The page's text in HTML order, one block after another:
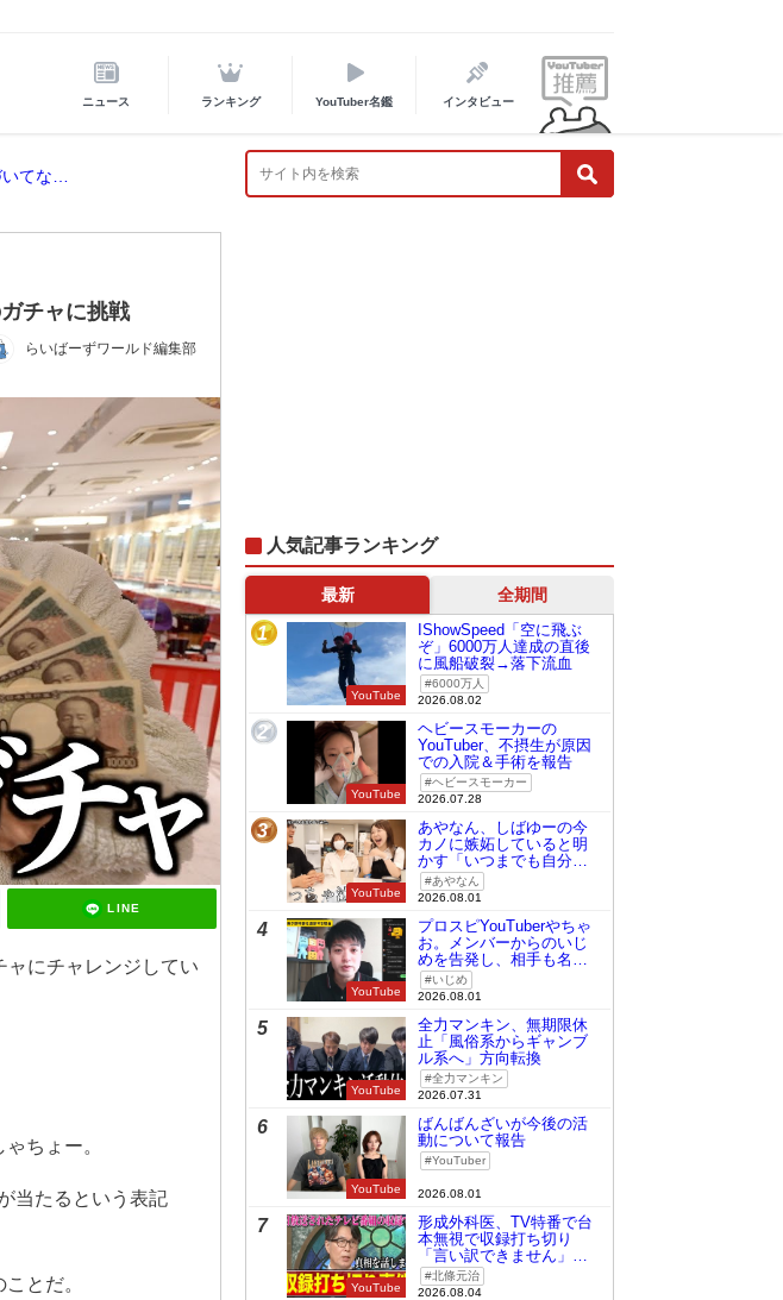
ニュース ランキング YouTuber名鑑 インタビュー
チャに挑戦
らいばーずワールド編集部
LINE
ャにチャレンジしてい
ちょー。
当たるという表記
とだ。
人気記事ランキング
最新 全期間
1
YouTube
IShowSpeed「空に飛ぶ
ぞ」6000万人達成の直後
に風船破裂→落下流血
6000万人
2026.08.02
2
YouTube
ヘビースモーカーの
YouTuber、不摂生が原因
での入院＆手術を報告
ヘビースモーカー
2026.07.28
3
YouTube
あやなん、しばゆーの今
カノに嫉妬していると明
かす「いつまでも自分の
ものみたいに…」
あやなん
2026.08.01
4
YouTube
プロスピYouTuberやちゃ
お。メンバーからのいじ
めを告発し、相手も名指
しで批判
いじめ
2026.08.01
5
YouTube
全力マンキン、無期限休
止「風俗系からギャンブ
ル系へ」方向転換
全力マンキン
2026.07.31
6
YouTube
ばんばんざいが今後の活
動について報告
YouTuber
2026.08.01
7
YouTube
形成外科医、TV特番で台
本無視で収録打ち切り
「言い訳できません」と
謝罪北條元治
2026.08.04